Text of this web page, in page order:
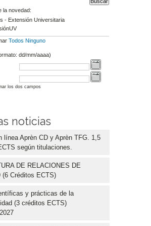
la novedad:
- Extensión Universitaria
Todos Ninguno
dd/mm/aaaa)
los dos campos
noticias
línea Aprèn CD y Aprèn TFG. 1,5
según titulaciones.
DE RELACIONES DE
(6 Créditos ECTS)
y prácticas de la
(3 créditos ECTS)